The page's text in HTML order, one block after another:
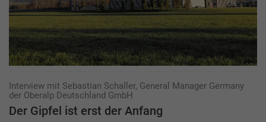
Interview mit Sebastian Schaller, General Manager Germany
der Oberalp Deutschland GmbH
Der Gipfel ist erst der Anfang